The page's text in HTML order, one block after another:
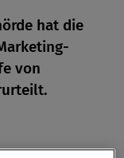
hat die
von